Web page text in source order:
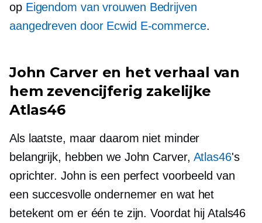
op Eigendom van vrouwen Bedrijven
aangedreven door Ecwid E-commerce.
John Carver en het verhaal van
hem zevencijferig zakelijke
Atlas46
Als laatste, maar daarom niet minder
belangrijk, hebben we John Carver, Atlas46's
oprichter. John is een perfect voorbeeld van
een succesvolle ondernemer en wat het
betekent om er één te zijn. Voordat hij Atals46